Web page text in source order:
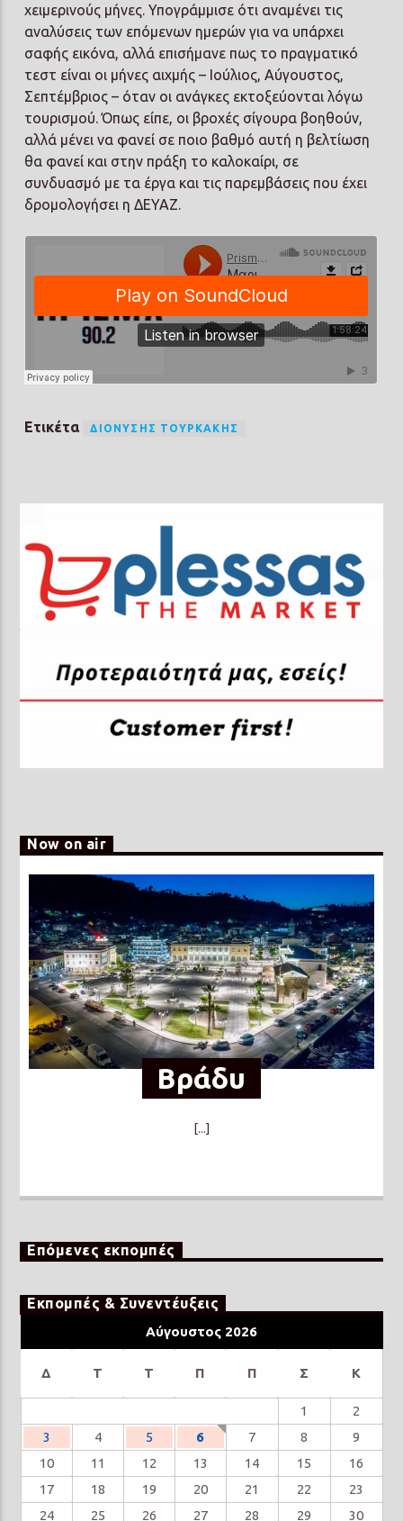
χειμερινούς μήνες. Υπογράμμισε ότι αναμένει τις
αναλύσεις των επόμενων ημερών για να υπάρχει
σαφής εικόνα, αλλά επισήμανε πως το πραγματικό
τεστ είναι οι μήνες αιχμής – Ιούλιος, Αύγουστος,
Σεπτέμβριος – όταν οι ανάγκες εκτοξεύονται λόγω
τουρισμού. Όπως είπε, οι βροχές σίγουρα βοηθούν,
αλλά μένει να φανεί σε ποιο βαθμό αυτή η βελτίωση
θα φανεί και στην πράξη το καλοκαίρι, σε
συνδυασμό με τα έργα και τις παρεμβάσεις που έχει
δρομολογήσει η ΔΕΥΑΖ.
Ετικέτα ΔΙΟΝΎΣΗΣ ΤΟΥΡΚΆΚΗΣ
Now on air
Βράδυ
[...]
Επόμενες εκπομπές
Εκπομπές & Συνεντέυξεις
Αύγουστος 2026
Δ Τ Τ Π Π Σ Κ
1
2
3
4 5 6 7 8
9
10
11 12 13 14 15
16
17
18 19 20 21 22
23
24
25 26 27 28 29 30